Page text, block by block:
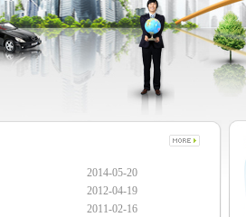
2014-05-20
2012-04-19
2011-02-16